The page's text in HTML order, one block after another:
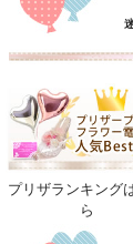
プリザランキング
ら